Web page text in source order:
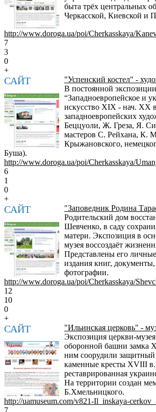
быта трёх центральных
Черкасской, Киевской и
http://www.doroga.ua/poi/Cherkasskaya/
7
3
0
+
САЙТ
"Успенский костел" -
В постоянной
“Западноевропейское и
искусство XIX - нач. XX
западноевропейских
Беццуоли, Ж. Греза, Я.
мастеров С. Рейхана, К.
Крыжановского,
Буша).
http://www.doroga.ua/poi/Cherkasskaya/
6
1
0
+
САЙТ
"Заповедник Родина
Родительский дом
Шевченко, в саду
матери. Экспозиция в
музея воссоздаёт
Представлены его
издания книг,
фотографии.
http://www.doroga.ua/poi/Cherkasskaya/
12
10
0
+
САЙТ
"Ильинская церковь" -
Экспозиция церкви-
оборонной башни замка
ним соорудили
каменные кресты ХVІІІ
реставрированная
На территории создан
Б.Хмельницкого.
http://uamuseum.com/v821-Il_inskaya-
7